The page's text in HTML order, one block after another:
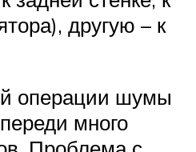
другую – к
операции шумы
много